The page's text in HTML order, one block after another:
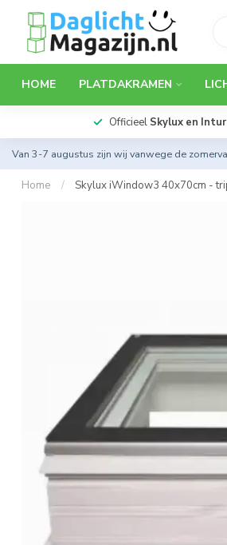
HOME PLATDAKRAMEN
Officieel Skylux en
Van 3-7 augustus zijn wij vanwege de
Home / Skylux iWindow3 40x70cm -